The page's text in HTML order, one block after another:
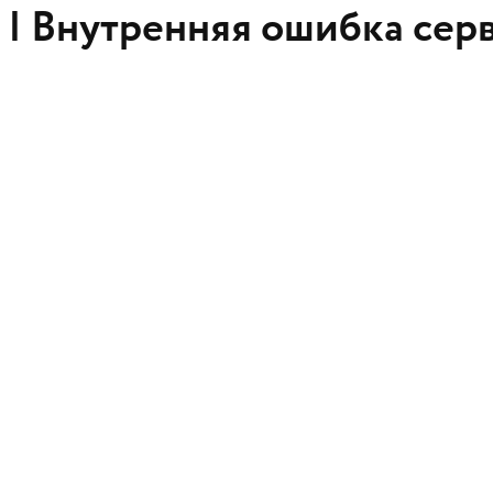
Внутренняя ошибка